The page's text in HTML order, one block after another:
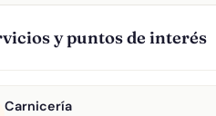
y puntos de interés
Carnicería